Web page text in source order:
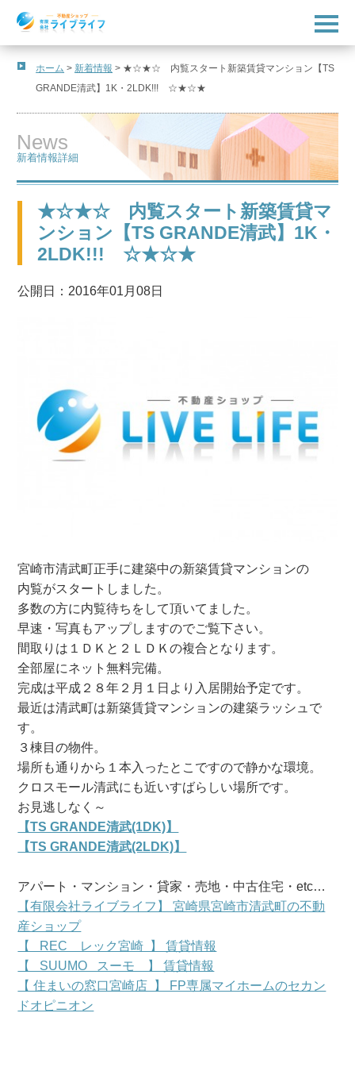
t
o
g
l
v
i
t
i
o
ホーム > 新着情報 > ★☆★☆ 内覧スタート新築賃貸マンション【TS
GRANDE清武】1K・2LDK!!! ☆★☆★
News
新着情報詳細
★☆★☆ 内覧スタート新築賃貸マ
ンション【TS GRANDE清武】1K・
2LDK!!! ☆★☆★
公開日：2016年01月08日
宮崎市清武町正手に建築中の新築賃貸マンションの
内覧がスタートしました。
多数の方に内覧待ちをして頂いてました。
早速・写真もアップしますのでご覧下さい。
間取りは１ＤＫと２ＬＤＫの複合となります。
全部屋にネット無料完備。
完成は平成２８年２月１日より入居開始予定です。
最近は清武町は新築賃貸マンションの建築ラッシュで
す。
３棟目の物件。
場所も通りから１本入ったとこですので静かな環境。
クロスモール清武にも近いすばらしい場所です。
お見逃しなく～
【TS GRANDE清武(1DK)】
【TS GRANDE清武(2LDK)】
アパート・マンション・貸家・売地・中古住宅・etc…
【有限会社ライブライフ】 宮崎県宮崎市清武町の不動
産ショップ
【 REC レック宮崎 】 賃貸情報
【 SUUMO スーモ 】 賃貸情報
【 住まいの窓口宮崎店 】 FP専属マイホームのセカン
ドオピニオン